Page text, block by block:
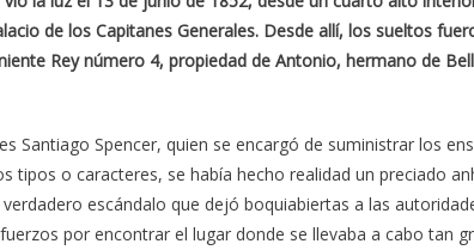
de los Capitanes Generales. Desde allí, los sueltos
Rey número 4, propiedad de Antonio, hermano de
Santiago Spencer, quien se encargó de suministrar los
tipos o caracteres, se había hecho realidad un preciado
escándalo que dejó boquiabiertas a las
por encontrar el lugar donde se llevaba a cabo tan